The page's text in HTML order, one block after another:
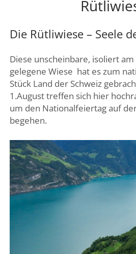
DREI SEEN
ZÜRICH
FRIBOURG –
Die Rütliwiese – Seele
Diese unscheinbare, isoliert
gelegene Wiese hat es zum
Stück Land der Schweiz
1.August treffen sich hier
um den Nationalfeiertag auf
begehen.